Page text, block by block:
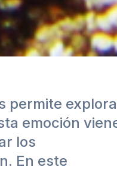
permite
emoción
los
En este